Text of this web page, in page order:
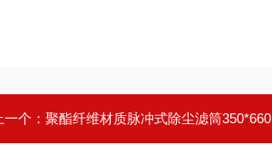
一个： 聚酯纤维材质脉冲式除尘滤筒350*660mm